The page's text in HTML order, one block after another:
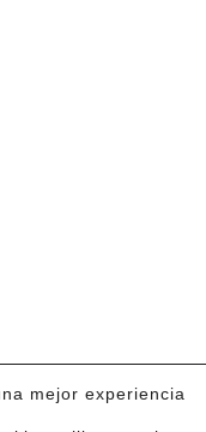
mejor experiencia